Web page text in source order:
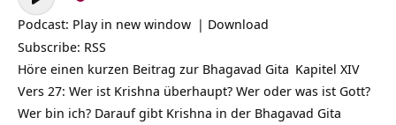
Player
Podcast: Play in new window | Download
Subscribe: RSS
Höre einen kurzen Beitrag zur Bhagavad Gita Kapitel XIV
Vers 27: Wer ist Krishna überhaupt? Wer oder was ist Gott?
Wer bin ich? Darauf gibt Krishna in der Bhagavad Gita